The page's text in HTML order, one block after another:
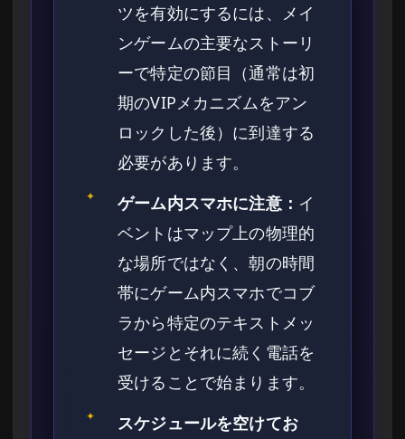
ツを有効にするには、メイ
ンゲームの主要なストーリ
ーで特定の節目（通常は初
期のVIPメカニズムをアン
ロックした後）に到達する
必要があります。
✦ ゲーム内スマホに注意： イ
ベントはマップ上の物理的
な場所ではなく、朝の時間
帯にゲーム内スマホでコブ
ラから特定のテキストメッ
セージとそれに続く電話を
受けることで始まります。
✦
スケジュールを空けてお